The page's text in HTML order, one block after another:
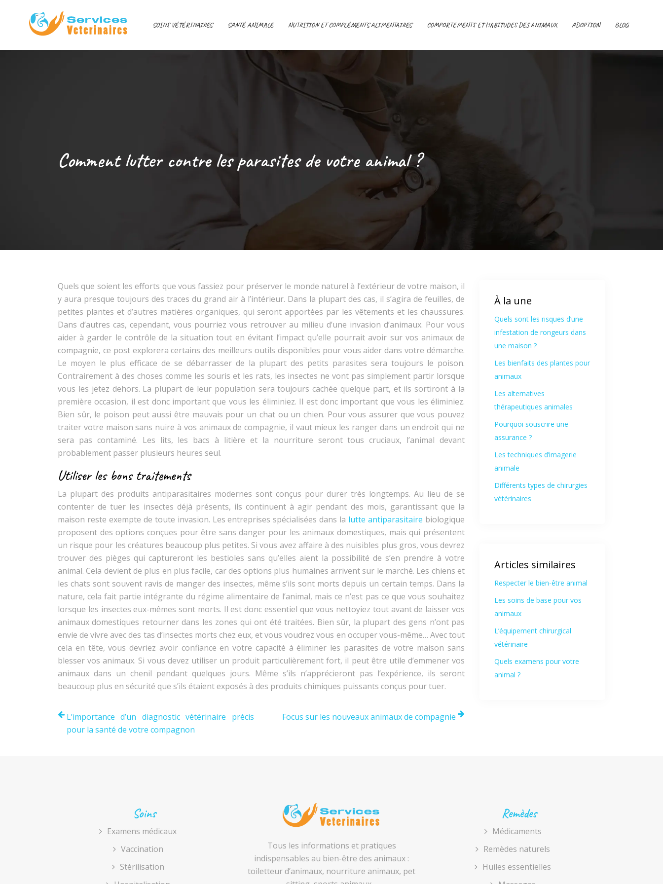
SOINS VÉTÉRINAIRES SANTÉ ANIMALE NUTRITION ET COMPLÉMENTS ALIMENTAIRES COMPORTEMENTS ET HABITUDES DES ANIMAUX ADOPTION BLOG
Comment lutter contre les parasites de votre animal ?
Quels que soient les efforts que vous fassiez pour préserver le monde naturel à l’extérieur de votre maison, il
y aura presque toujours des traces du grand air à l’intérieur. Dans la plupart des cas, il s’agira de feuilles, de
petites plantes et d’autres matières organiques, qui seront apportées par les vêtements et les chaussures.
Dans d’autres cas, cependant, vous pourriez vous retrouver au milieu d’une invasion d’animaux. Pour vous
aider à garder le contrôle de la situation tout en évitant l’impact qu’elle pourrait avoir sur vos animaux de
compagnie, ce post explorera certains des meilleurs outils disponibles pour vous aider dans votre démarche.
Le moyen le plus efficace de se débarrasser de la plupart des petits parasites sera toujours le poison.
Contrairement à des choses comme les souris et les rats, les insectes ne vont pas simplement partir lorsque
vous les jetez dehors. La plupart de leur population sera toujours cachée quelque part, et ils sortiront à la
première occasion, il est donc important que vous les éliminiez. Il est donc important que vous les éliminiez.
Bien sûr, le poison peut aussi être mauvais pour un chat ou un chien. Pour vous assurer que vous pouvez
traiter votre maison sans nuire à vos animaux de compagnie, il vaut mieux les ranger dans un endroit qui ne
sera pas contaminé. Les lits, les bacs à litière et la nourriture seront tous cruciaux, l’animal devant
probablement passer plusieurs heures seul.
Utiliser les bons traitements
La plupart des produits antiparasitaires modernes sont conçus pour durer très longtemps. Au lieu de se
contenter de tuer les insectes déjà présents, ils continuent à agir pendant des mois, garantissant que la
maison reste exempte de toute invasion. Les entreprises spécialisées dans la lutte antiparasitaire biologique
proposent des options conçues pour être sans danger pour les animaux domestiques, mais qui présentent
un risque pour les créatures beaucoup plus petites. Si vous avez affaire à des nuisibles plus gros, vous devrez
trouver des pièges qui captureront les bestioles sans qu’elles aient la possibilité de s’en prendre à votre
animal. Cela devient de plus en plus facile, car des options plus humaines arrivent sur le marché. Les chiens et
les chats sont souvent ravis de manger des insectes, même s’ils sont morts depuis un certain temps. Dans la
nature, cela fait partie intégrante du régime alimentaire de l’animal, mais ce n’est pas ce que vous souhaitez
lorsque les insectes eux-mêmes sont morts. Il est donc essentiel que vous nettoyiez tout avant de laisser vos
animaux domestiques retourner dans les zones qui ont été traitées. Bien sûr, la plupart des gens n’ont pas
envie de vivre avec des tas d’insectes morts chez eux, et vous voudrez vous en occuper vous-même… Avec tout
cela en tête, vous devriez avoir confiance en votre capacité à éliminer les parasites de votre maison sans
blesser vos animaux. Si vous devez utiliser un produit particulièrement fort, il peut être utile d’emmener vos
animaux dans un chenil pendant quelques jours. Même s’ils n’apprécieront pas l’expérience, ils seront
beaucoup plus en sécurité que s’ils étaient exposés à des produits chimiques puissants conçus pour tuer.
L’importance d’un diagnostic vétérinaire précis
pour la santé de votre compagnon
Focus sur les nouveaux animaux de compagnie
À la une
Quels sont les risques d’une
infestation de rongeurs dans
une maison ?
Les bienfaits des plantes pour
animaux
Les alternatives
thérapeutiques animales
Pourquoi souscrire une
assurance ?
Les techniques d’imagerie
animale
Différents types de chirurgies
vétérinaires
Articles similaires
Respecter le bien-être animal
Les soins de base pour vos
animaux
L’équipement chirurgical
vétérinaire
Quels examens pour votre
animal ?
Soins
Examens médicaux
Vaccination
Stérilisation
Tous les informations et pratiques
indispensables au bien-être des animaux :
toiletteur d’animaux, nourriture animaux, pet
Remèdes
Médicaments
Remèdes naturels
Huiles essentielles